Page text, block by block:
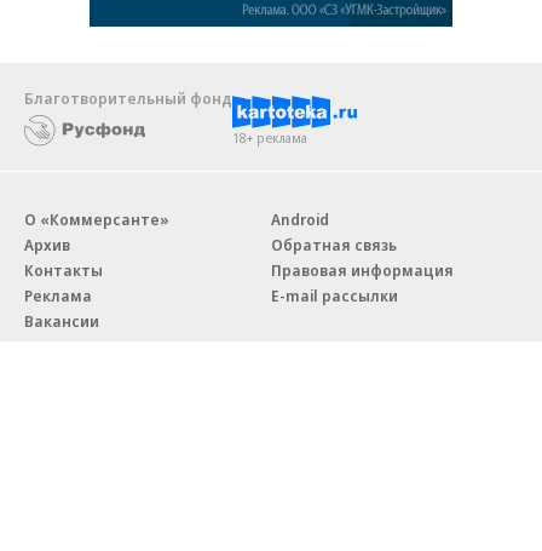
Благотворительный фонд
18+ реклама
О «Коммерсанте»
Архив
Контакты
Реклама
Вакансии
Android
Обратная связь
Правовая информация
E-mail рассылки